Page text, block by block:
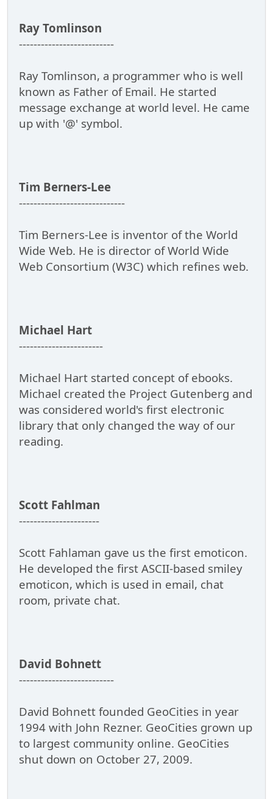
Ray Tomlinson
--------------------------
Ray Tomlinson, a programmer who is well
known as Father of Email. He started
message exchange at world level. He came
up with '@' symbol.
Tim Berners-Lee
-----------------------------
Tim Berners-Lee is inventor of the World
Wide Web. He is director of World Wide
Web Consortium (W3C) which refines web.
Michael Hart
-----------------------
Michael Hart started concept of ebooks.
Michael created the Project Gutenberg and
was considered world's first electronic
library that only changed the way of our
reading.
Scott Fahlman
----------------------
Scott Fahlaman gave us the first emoticon.
He developed the first ASCII-based smiley
emoticon, which is used in email, chat
room, private chat.
David Bohnett
--------------------------
David Bohnett founded GeoCities in year
1994 with John Rezner. GeoCities grown up
to largest community online. GeoCities
shut down on October 27, 2009.